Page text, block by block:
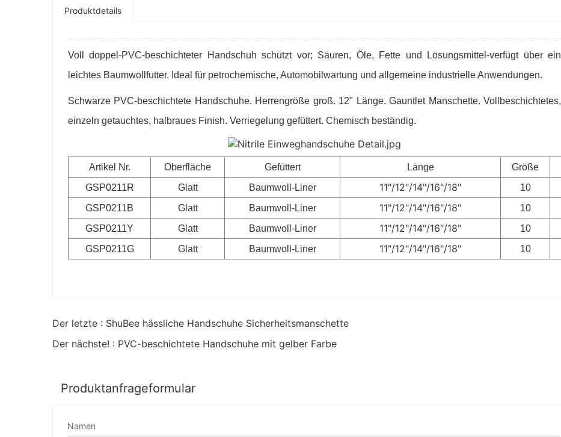
Produktdetails
Voll doppel-PVC-beschichteter Handschuh schützt vor; Säuren, Öle, Fette und Lösungsmittel-verfügt über ein
leichtes Baumwo lfutter. Ideal für petrochemische, Automobilwartung und allgemeine industrielle Anwendungen.
Schwarze PVC-beschichtete Handschuhe. Herrengröße groß. 12" Länge. Gauntlet Manschette. Vollbeschichtetes,
einzeln getauchtes, halbraues Finish. Verriegelung gefüttert. Chemisch beständig.
Artikel Nr. Oberfläche Gefüttert Länge Größe
GSP0211R
Glatt Baumwoll-Liner 11"/12"/14"/16"/18" 10
GSP0211B
Glatt Baumwoll-Liner 11"/12"/14"/16"/18" 10
GSP0211Y
Glatt Baumwoll-Liner 11"/12"/14"/16"/18" 10
GSP0211G
Glatt Baumwoll-Liner 11"/12"/14"/16"/18" 10
Der letzte : ShuBee hässliche Handschuhe Sicherheitsmanschette
Der nächste! : PVC-beschichtete Handschuhe mit gelber Farbe
Produktanfrageformular
Namen